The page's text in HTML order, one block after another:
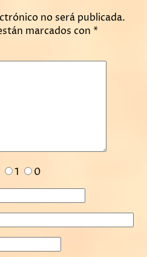
no será publicada.
marcados con *
1
0